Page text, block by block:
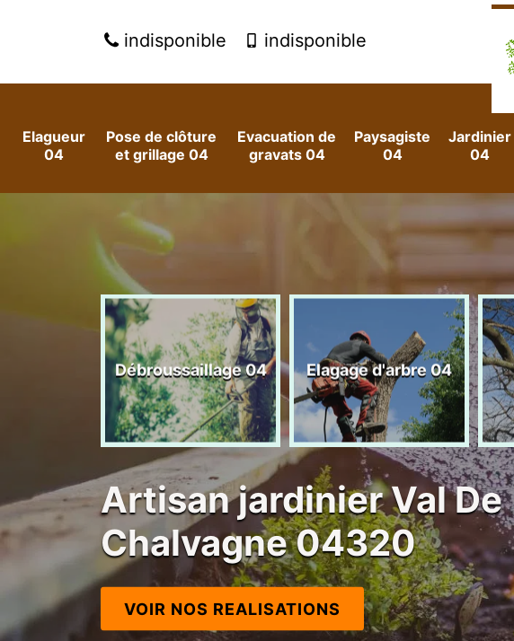
indisponible indisponible
Elagueur
04
Pose de clôture
et grillage 04
Evacuation de
gravats 04
Paysagiste
04
Jardinier
04
Débroussaillage 04 Elagage d'arbre 04
Artisan jardinier Val De
Chalvagne 04320
VOIR NOS REALISATIONS